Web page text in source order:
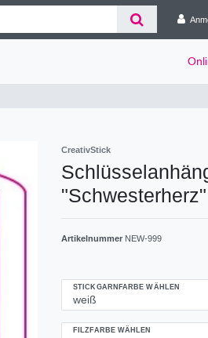
CreativStick
"Schwesterherz"
Artikelnummer NEW-999
STICKGARNFARBE WÄHLEN
FILZFARBE WÄHLEN